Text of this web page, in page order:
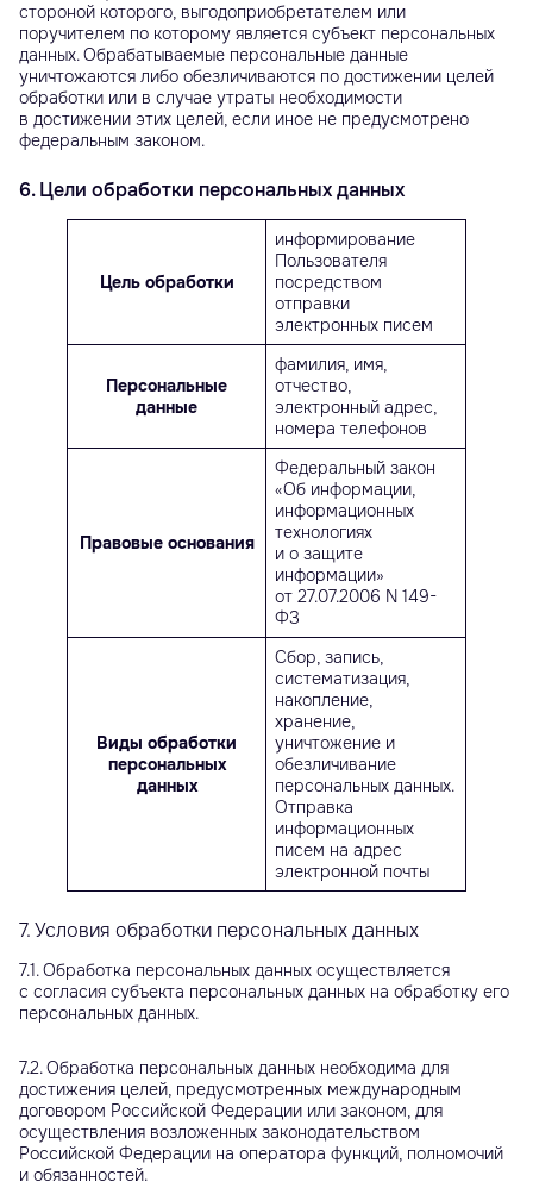
стороной которого, выгодоприобретателем или
поручителем по которому является субъект персональных
данных. Обрабатываемые персональные данные
уничтожаются либо обезличиваются по достижении целей
обработки или в случае утраты необходимости
в достижении этих целей, если иное не предусмотрено
федеральным законом.
6. Цели обработки персональных данных
Цель обработки
информирование
Пользователя
посредством
отправки
электронных писем
Персональные
данные
фамилия, имя,
отчество,
электронный адрес,
номера телефонов
Правовые основания
Федеральный закон
«Об информации,
информационных
технологиях
и о защите
информации»
от 27.07.2006 N 149-
ФЗ
Виды обработки
персональных
данных
Сбор, запись,
систематизация,
накопление,
хранение,
уничтожение и
обезличивание
персональных данных.
Отправка
информационных
писем на адрес
электронной почты
7. Условия обработки персональных данных
7.1. Обработка персональных данных осуществляется
с согласия субъекта персональных данных на обработку его
персональных данных.
7.2. Обработка персональных данных необходима для
достижения целей, предусмотренных международным
договором Российской Федерации или законом, для
осуществления возложенных законодательством
Российской Федерации на оператора функций, полномочий
и обязанностей.